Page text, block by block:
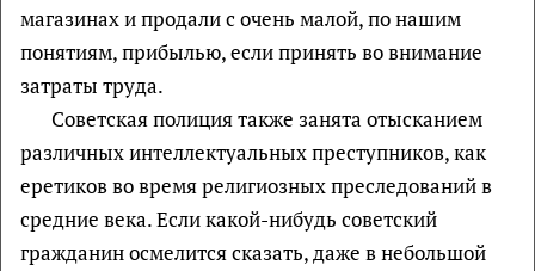
магазинах и продали с очень малой, по нашим
понятиям, прибылью, если принять во внимание
затраты труда.
Советская полиция также занята отысканием
различных интеллектуальных преступников, как
еретиков во время религиозных преследований в
средние века. Если какой-нибудь советский
гражданин осмелится сказать, даже в небольшой